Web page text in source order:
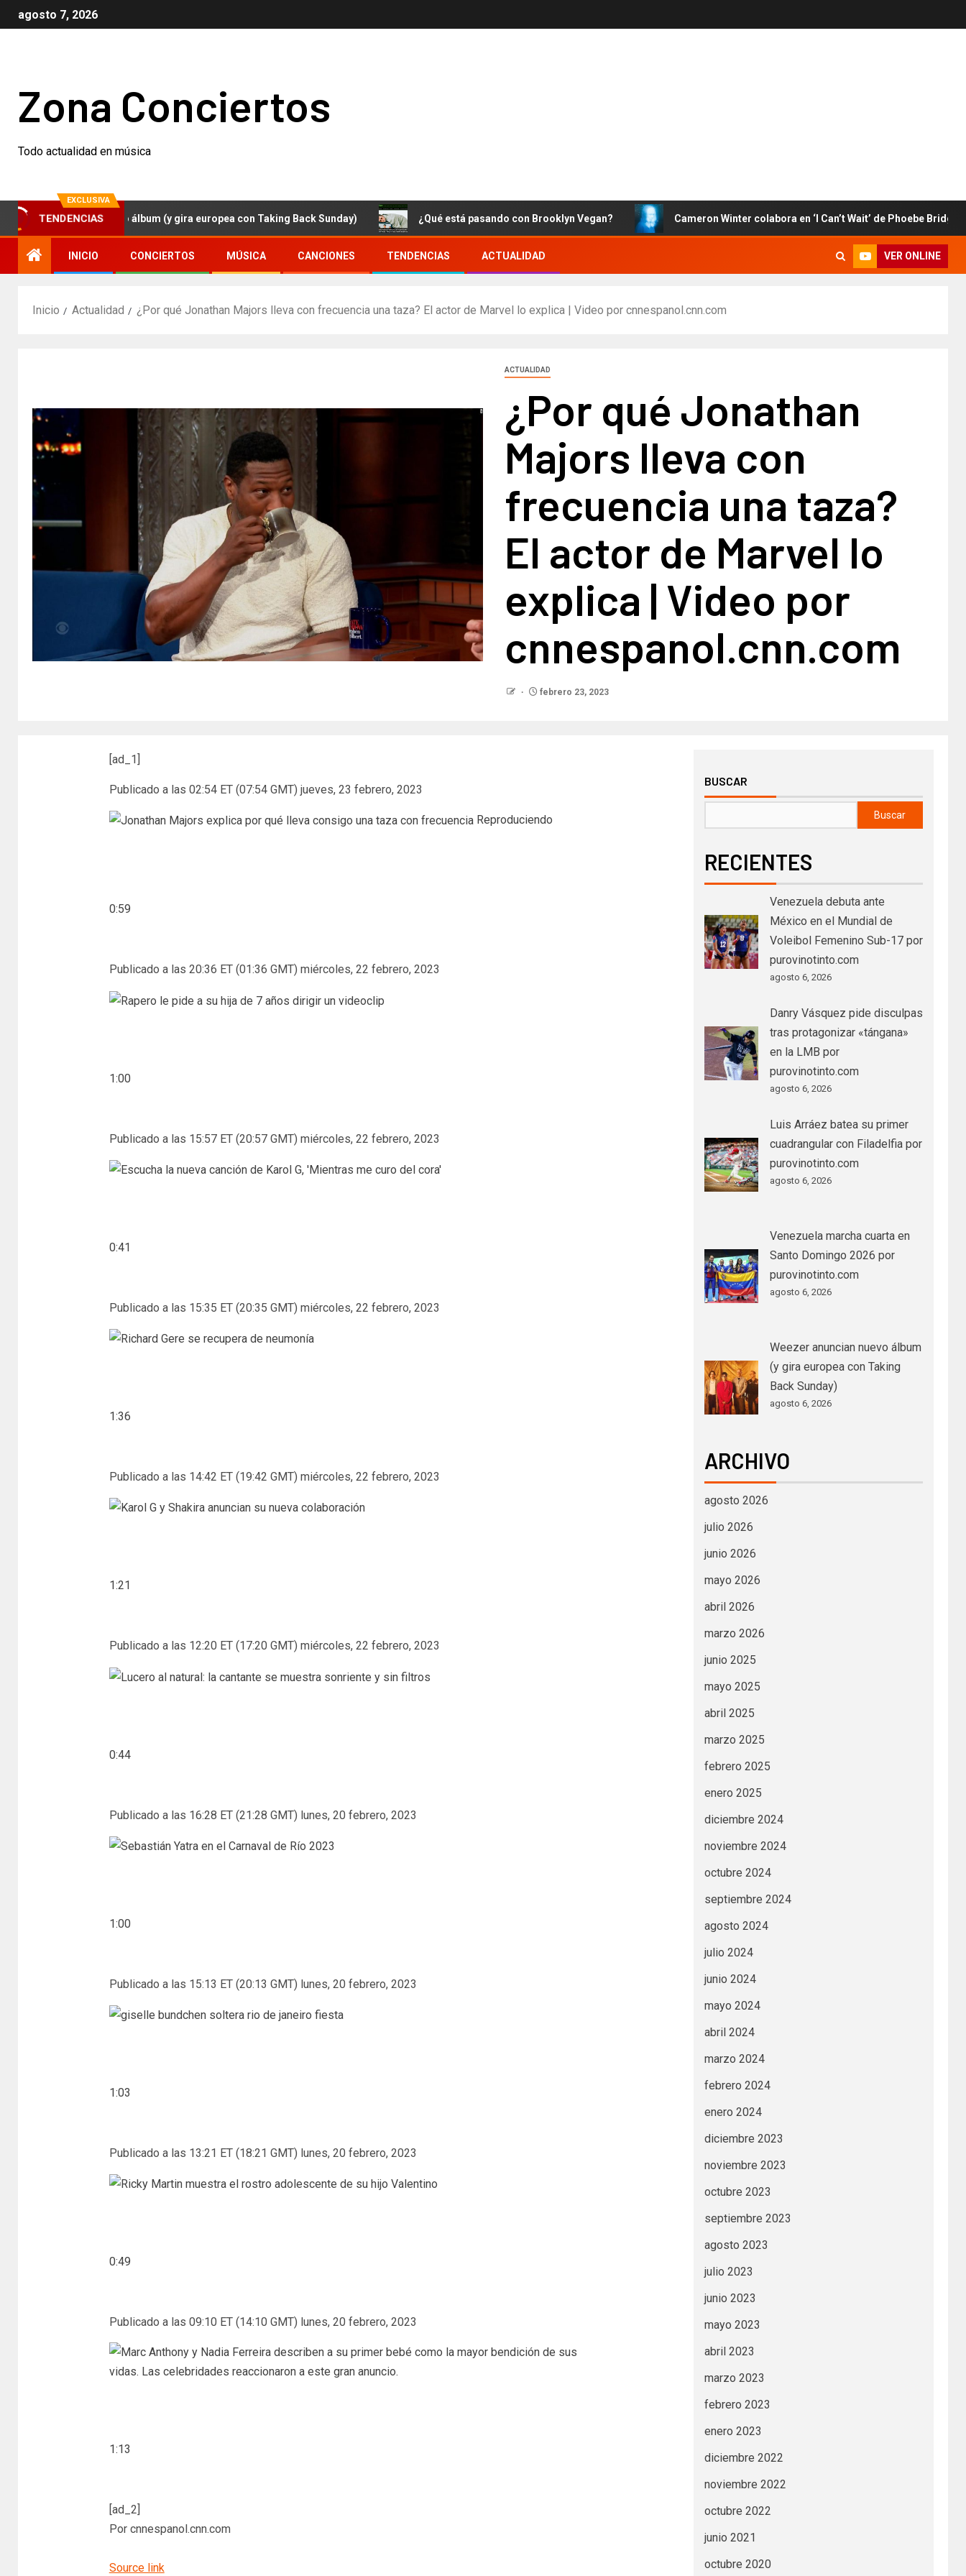
agosto 7, 2026
Zona Conciertos
Todo actualidad en música
EXCLUSIVA
TENDENCIAS
anuncian nuevo álbum (y gira europea con Taking Back Sunday) ¿Qué está pasando con Brooklyn Vegan? Cameron Winter colabora en ‘I Can’t Wait’ de Phoebe Bridgers
INICIO CONCIERTOS MÚSICA CANCIONES TENDENCIAS ACTUALIDAD VER ONLINE
Inicio Actualidad ¿Por qué Jonathan Majors lleva con frecuencia una taza? El actor de Marvel lo explica | Video por cnnespanol.cnn.com
ACTUALIDAD
¿Por qué Jonathan
Majors lleva con
frecuencia una taza?
El actor de Marvel lo
explica | Video por
cnnespanol.cnn.com
febrero 23, 2023
[ad_1]
Publicado a las 02:54 ET (07:54 GMT) jueves, 23 febrero, 2023
Reproduciendo
0:59
Publicado a las 20:36 ET (01:36 GMT) miércoles, 22 febrero, 2023
1:00
Publicado a las 15:57 ET (20:57 GMT) miércoles, 22 febrero, 2023
0:41
Publicado a las 15:35 ET (20:35 GMT) miércoles, 22 febrero, 2023
1:36
Publicado a las 14:42 ET (19:42 GMT) miércoles, 22 febrero, 2023
1:21
Publicado a las 12:20 ET (17:20 GMT) miércoles, 22 febrero, 2023
0:44
Publicado a las 16:28 ET (21:28 GMT) lunes, 20 febrero, 2023
1:00
Publicado a las 15:13 ET (20:13 GMT) lunes, 20 febrero, 2023
1:03
Publicado a las 13:21 ET (18:21 GMT) lunes, 20 febrero, 2023
0:49
Publicado a las 09:10 ET (14:10 GMT) lunes, 20 febrero, 2023
1:13
[ad_2]
Por cnnespanol.cnn.com
Source link
BUSCAR
Buscar
RECIENTES
Venezuela debuta ante
México en el Mundial de
Voleibol Femenino Sub-17 por
purovinotinto.com
agosto 6, 2026
Danry Vásquez pide disculpas
tras protagonizar «tángana»
en la LMB por
purovinotinto.com
agosto 6, 2026
Luis Arráez batea su primer
cuadrangular con Filadelfia por
purovinotinto.com
agosto 6, 2026
Venezuela marcha cuarta en
Santo Domingo 2026 por
purovinotinto.com
agosto 6, 2026
Weezer anuncian nuevo álbum
(y gira europea con Taking
Back Sunday)
agosto 6, 2026
ARCHIVO
agosto 2026
julio 2026
junio 2026
mayo 2026
abril 2026
marzo 2026
junio 2025
mayo 2025
abril 2025
marzo 2025
febrero 2025
enero 2025
diciembre 2024
noviembre 2024
octubre 2024
septiembre 2024
agosto 2024
julio 2024
junio 2024
mayo 2024
abril 2024
marzo 2024
febrero 2024
enero 2024
diciembre 2023
noviembre 2023
octubre 2023
septiembre 2023
agosto 2023
julio 2023
junio 2023
mayo 2023
abril 2023
marzo 2023
febrero 2023
enero 2023
diciembre 2022
noviembre 2022
octubre 2022
junio 2021
octubre 2020